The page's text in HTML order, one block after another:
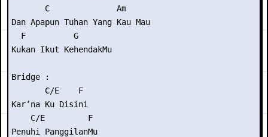
       C              Am
Dan Apapun Tuhan Yang Kau Mau
  F          G
Kukan Ikut KehendakMu
Bridge :
       C/E    F
Kar’na Ku Disini
    C/E         F
Penuhi PanggilanMu